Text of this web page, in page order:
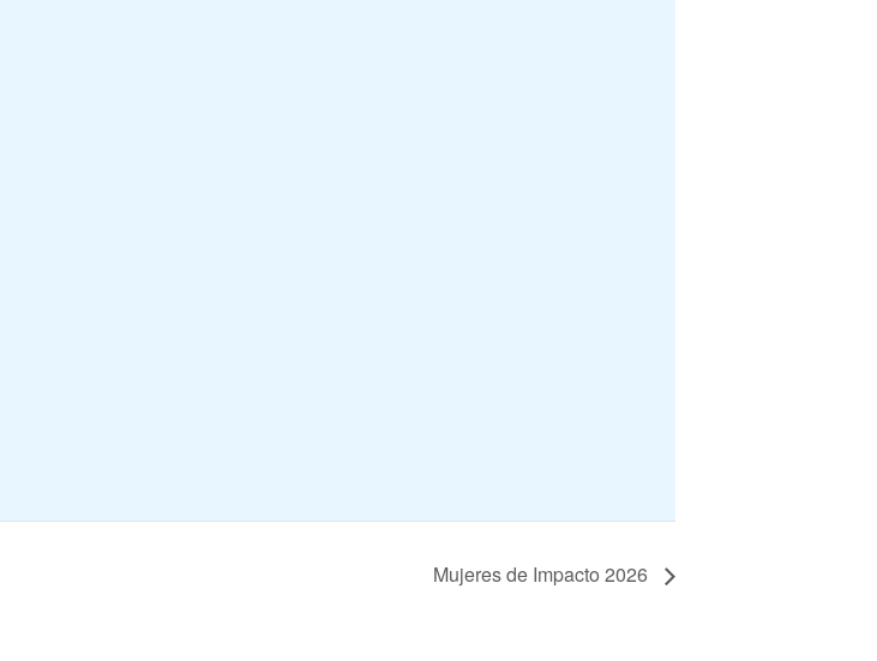
Mujeres de Impacto 2026